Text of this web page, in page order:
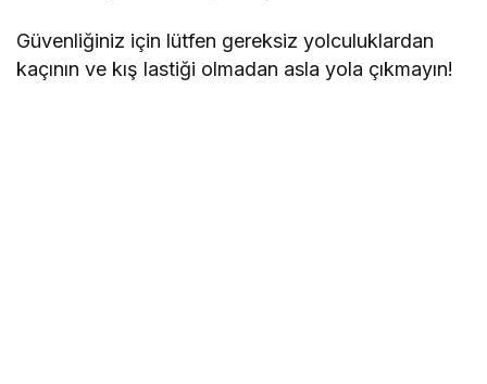
Güvenliğiniz için lütfen gereksiz yolculuklardan
kaçının ve kış lastiği olmadan asla yola çıkmayın!